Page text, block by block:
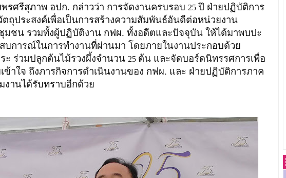
ศรีสุภาพ อปก. กล่าวว่า การจัดงานครบรอบ 25 ปี ฝ่ายปฏิบัติการ
ถุประสงค์เพื่อเป็นการสร้างความสัมพันธ์อันดีต่อหน่วยงาน
ชน รวมทั้งผู้ปฏิบัติงาน กฟผ. ทั้งอดีตและปัจจุบัน ให้ได้มาพบปะ
บการณ์ในการทำงานที่ผ่านมา โดยภายในงานประกอบด้วย
ะ ร่วมปลูกต้นไม้รวงผึ้งจำนวน 25 ต้น และจัดบอร์ดนิทรรศการเพื่อ
ข้าใจ ถึงภารกิจการดำเนินงานของ กฟผ. และ ฝ่ายปฏิบัติการภาค
งานได้รับทราบอีกด้วย